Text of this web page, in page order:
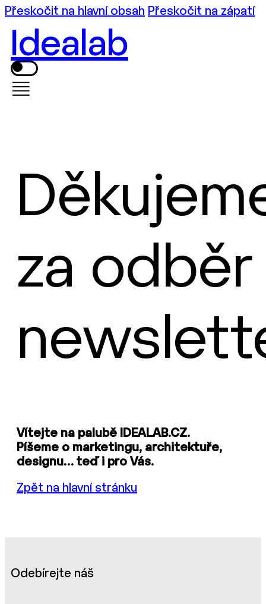
Přeskočit na hlavní obsah Přeskočit na zápatí
Idealab
za odběr
Vítejte na palubě IDEALAB.CZ.
Píšeme o marketingu, architektuře,
designu… teď i pro Vás.
Zpět na hlavní stránku
Odebírejte náš